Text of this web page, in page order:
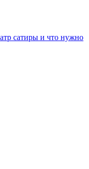
сатиры и что нужно